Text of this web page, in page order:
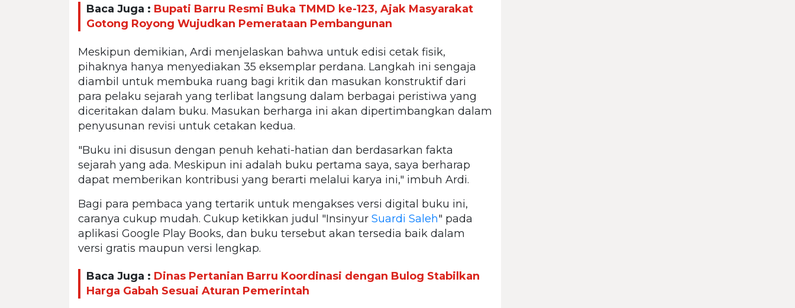
Baca Juga : Bupati Barru Resmi Buka TMMD ke-123, Ajak Masyarakat
Gotong Royong Wujudkan Pemerataan Pembangunan
Meskipun demikian, Ardi menjelaskan bahwa untuk edisi cetak fisik,
pihaknya hanya menyediakan 35 eksemplar perdana. Langkah ini sengaja
diambil untuk membuka ruang bagi kritik dan masukan konstruktif dari
para pelaku sejarah yang terlibat langsung dalam berbagai peristiwa yang
diceritakan dalam buku. Masukan berharga ini akan dipertimbangkan dalam
penyusunan revisi untuk cetakan kedua.
"Buku ini disusun dengan penuh kehati-hatian dan berdasarkan fakta
sejarah yang ada. Meskipun ini adalah buku pertama saya, saya berharap
dapat memberikan kontribusi yang berarti melalui karya ini," imbuh Ardi.
Bagi para pembaca yang tertarik untuk mengakses versi digital buku ini,
caranya cukup mudah. Cukup ketikkan judul "Insinyur Suardi Saleh" pada
aplikasi Google Play Books, dan buku tersebut akan tersedia baik dalam
versi gratis maupun versi lengkap.
Baca Juga : Dinas Pertanian Barru Koordinasi dengan Bulog Stabilkan
Harga Gabah Sesuai Aturan Pemerintah